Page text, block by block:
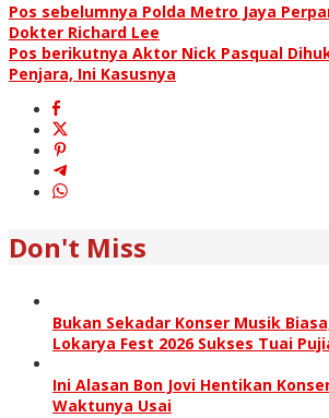
Pos sebelumnya Polda Metro Jaya
Dokter Richard Lee
Pos berikutnya Aktor Nick Pasqual
Penjara, Ini Kasusnya
Don't Miss
Bukan Sekadar Konser Musik
Lokarya Fest 2026 Sukses Tuai
Ini Alasan Bon Jovi Hentikan
Waktunya Usai